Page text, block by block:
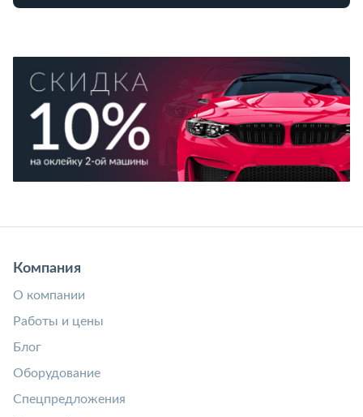
Компания
О компании
Работы и цены
Блог
Оборудование
Спецпредложения